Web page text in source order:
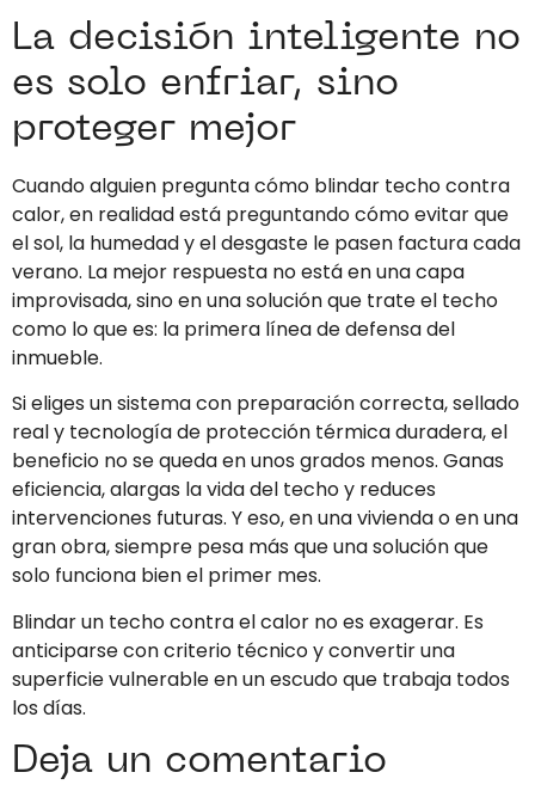
La decisión inteligente no
es solo enfriar, sino
proteger mejor
Cuando alguien pregunta cómo blindar techo contra
calor, en realidad está preguntando cómo evitar que
el sol, la humedad y el desgaste le pasen factura cada
verano. La mejor respuesta no está en una capa
improvisada, sino en una solución que trate el techo
como lo que es: la primera línea de defensa del
inmueble.
Si eliges un sistema con preparación correcta, sellado
real y tecnología de protección térmica duradera, el
beneficio no se queda en unos grados menos. Ganas
eficiencia, alargas la vida del techo y reduces
intervenciones futuras. Y eso, en una vivienda o en una
gran obra, siempre pesa más que una solución que
solo funciona bien el primer mes.
Blindar un techo contra el calor no es exagerar. Es
anticiparse con criterio técnico y convertir una
superficie vulnerable en un escudo que trabaja todos
los días.
Deja un comentario